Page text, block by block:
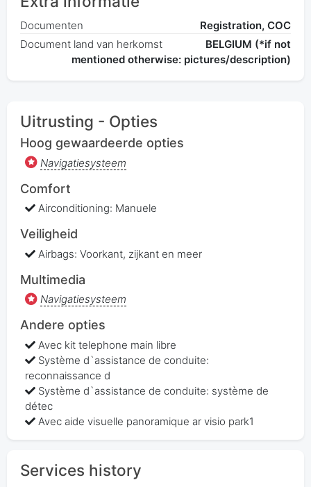
Documenten
Registration, COC
Document land van herkomst
BELGIUM (*if not
mentioned otherwise: pictures/description)
Uitrusting - Opties
Hoog gewaardeerde opties
Navigatiesysteem
Comfort
Airconditioning: Manuele
Veiligheid
Airbags: Voorkant, zijkant en meer
Multimedia
Navigatiesysteem
Andere opties
Avec kit telephone main libre
Système d`assistance de conduite:
reconnaissance d
Système d`assistance de conduite: système de
détec
Avec aide visuelle panoramique ar visio park1
Services history